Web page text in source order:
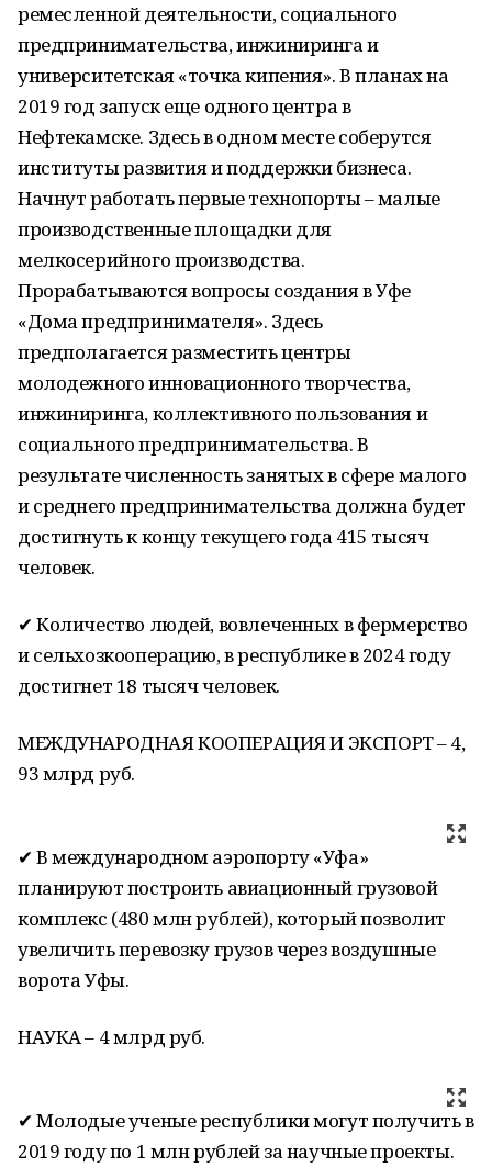
ремесленной деятельности, социального
предпринимательства, инжиниринга и
университетская «точка кипения». В планах на
2019 год запуск еще одного центра в
Нефтекамске. Здесь в одном месте соберутся
институты развития и поддержки бизнеса.
Начнут работать первые технопорты – малые
производственные площадки для
мелкосерийного производства.
Прорабатываются вопросы создания в Уфе
«Дома предпринимателя». Здесь
предполагается разместить центры
молодежного инновационного творчества,
инжиниринга, коллективного пользования и
социального предпринимательства. В
результате численность занятых в сфере малого
и среднего предпринимательства должна будет
достигнуть к концу текущего года 415 тысяч
человек.
✔ Количество людей, вовлеченных в фермерство
и сельхозкооперацию, в республике в 2024 году
достигнет 18 тысяч человек.
МЕЖДУНАРОДНАЯ КООПЕРАЦИЯ И ЭКСПОРТ – 4,
93 млрд руб.
✔ В международном аэропорту «Уфа»
планируют построить авиационный грузовой
комплекс (480 млн рублей), который позволит
увеличить перевозку грузов через воздушные
ворота Уфы.
НАУКА – 4 млрд руб.
✔ Молодые ученые республики могут получить в
2019 году по 1 млн рублей за научные проекты.